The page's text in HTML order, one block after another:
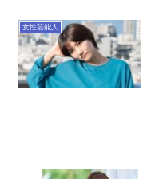
女性芸能人